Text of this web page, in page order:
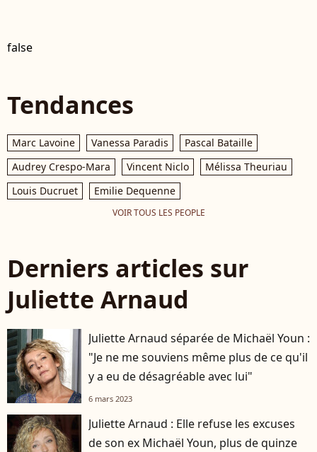
false
Tendances
Marc Lavoine Vanessa Paradis
Pascal Bataille
Audrey Crespo-Mara
Vincent Niclo
Mélissa Theuriau
Louis Ducruet
Emilie Dequenne
VOIR TOUS LES PEOPLE
Derniers articles sur
Juliette Arnaud
Juliette Arnaud séparée de Michaël Youn :
"Je ne me souviens même plus de ce qu'il
y a eu de désagréable avec lui"
6 mars 2023
Juliette Arnaud : Elle refuse les excuses
de son ex Michaël Youn, plus de quinze